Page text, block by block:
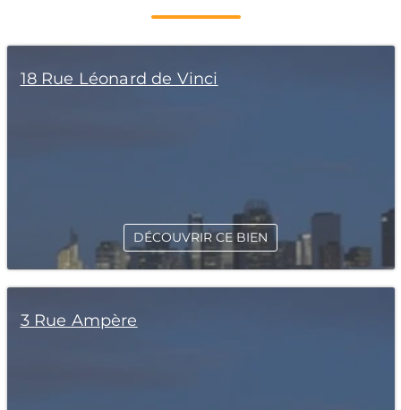
18 Rue Léonard de Vinci
DÉCOUVRIR CE BIEN
3 Rue Ampère